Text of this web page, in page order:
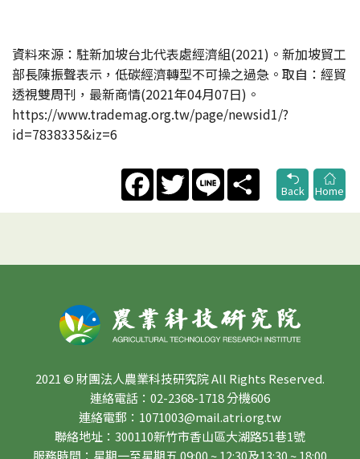
資料來源：駐新加坡台北代表處經濟組(2021)。新加坡貿工
部長陳振聲表示，低碳經濟轉型不可操之過急。取自：經貿
透視雙周刊，最新商情(2021年04月07日)。
https://www.trademag.org.tw/page/newsid1/?
id=7838335&iz=6
FacebookTwitter Line
Share
Back
Home
2021 © 財團法人農業科技研究院 All Rights Reserved.
連絡電話：02-2368-1718 分機606
連絡電郵：1071003@mail.atri.org.tw
聯絡地址：300110新竹市香山區大湖路51巷1號
服務時間：星期一至星期五 09:00 ~ 12:30及13:30 ~ 18:00